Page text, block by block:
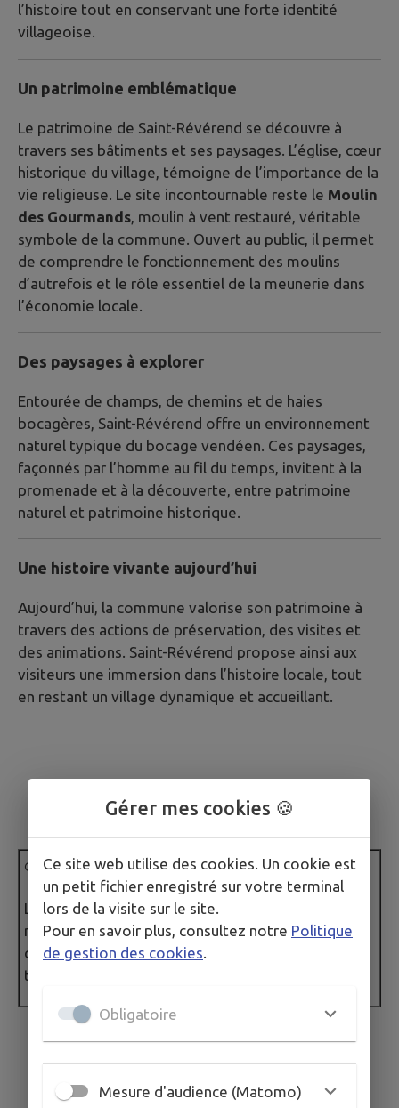
l’histoire tout en conservant une forte identité
villageoise.
Un patrimoine emblématique
Le patrimoine de Saint-Révérend se découvre à
travers ses bâtiments et ses paysages. L’église, cœur
historique du village, témoigne de l’importance de la
vie religieuse. Le site incontournable reste le Moulin
des Gourmands , moulin à vent restauré, véritable
symbole de la commune. Ouvert au public, il permet
de comprendre le fonctionnement des moulins
d’autrefois et le rôle essentiel de la meunerie dans
l’économie locale.
Des paysages à explorer
Entourée de champs, de chemins et de haies
bocagères, Saint-Révérend offre un environnement
naturel typique du bocage vendéen. Ces paysages,
façonnés par l’homme au fil du temps, invitent à la
promenade et à la découverte, entre patrimoine
naturel et patrimoine historique.
Une histoire vivante aujourd’hui
Aujourd’hui, la commune valorise son patrimoine à
travers des actions de préservation, des visites et
des animations. Saint-Révérend propose ainsi aux
visiteurs une immersion dans l’histoire locale, tout
en restant un village dynamique et accueillant.
🔍 Le saviez-vous ?
Le Moulin des Gourmandsest l’un des rares
moulins à vent de Vendée encore en activité et
ouvert au public. Il permet de découvrir les
techniques de fabrication de la farine d’autrefois.
Gérer mes cookies 🍪
Ce site web utilise des cookies. Un cookie est
un petit fichier enregistré sur votre terminal
lors de la visite sur le site.
Pour en savoir plus, consultez notre Politique
de gestion des cookies.
Obligatoire
Mesure d'audience (Matomo)